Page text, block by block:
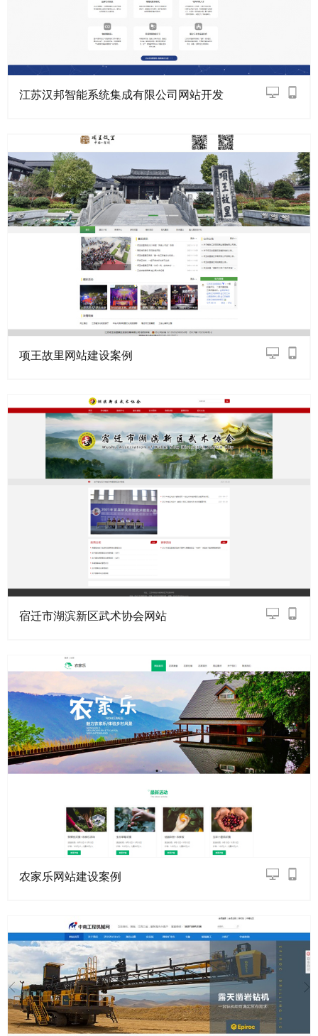
江苏汉邦智能系统集成有限公司网站开发
项王故里网站建设案例
宿迁市湖滨新区武术协会网站
农家乐网站建设案例